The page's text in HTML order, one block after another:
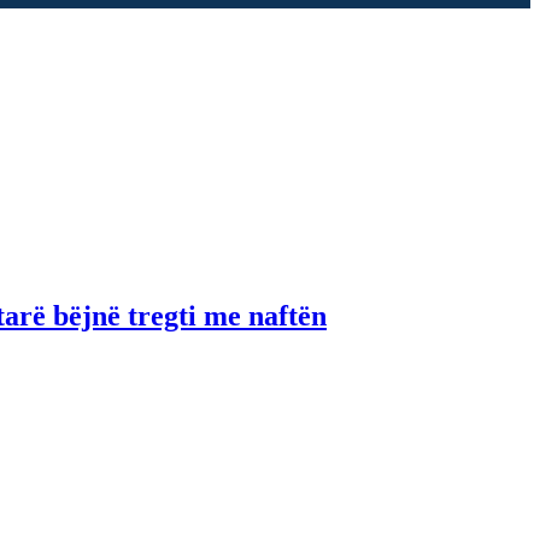
bëjnë tregti me naftën